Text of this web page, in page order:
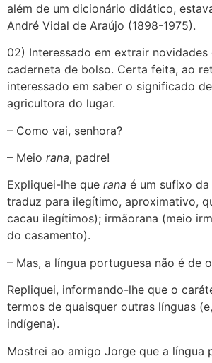
além de um dicionário didático,
André Vidal de Araújo (1898-1975).
02) Interessado em extrair
caderneta de bolso. Certa feita, ao
interessado em saber o significado
agricultora do lugar.
– Como vai, senhora?
– Meio rana, padre!
Expliquei-lhe que rana é um sufixo
traduz para ilegítimo, aproximativo,
cacau ilegítimos); irmãorana (meio
do casamento).
– Mas, a língua portuguesa não é de
Repliquei, informando-lhe que o
termos de quaisquer outras línguas
indígena).
Mostrei ao amigo Jorge que a língua